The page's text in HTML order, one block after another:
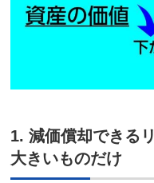
1. 減価償却できる
大きいものだけ